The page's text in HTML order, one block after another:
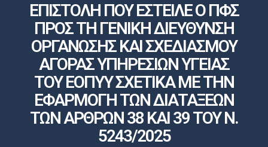
ΕΠΙΣΤΟΛΗ ΠΟΥ ΕΣΤΕΙΛΕ Ο ΠΦΣ
ΠΡΟΣ ΤΗ ΓΕΝΙΚΗ ΔΙΕΥΘΥΝΣΗ
ΟΡΓΑΝΩΣΗΣ ΚΑΙ ΣΧΕΔΙΑΣΜΟΥ
ΑΓΟΡΑΣ ΥΠΗΡΕΣΙΩΝ ΥΓΕΙΑΣ
ΤΟΥ ΕΟΠΥΥ ΣΧΕΤΙΚΑ ΜΕ ΤΗΝ
ΕΦΑΡΜΟΓΗ ΤΩΝ ΔΙΑΤΑΞΕΩΝ
ΤΩΝ ΑΡΘΡΩΝ 38 ΚΑΙ 39 ΤΟΥ Ν.
5243/2025